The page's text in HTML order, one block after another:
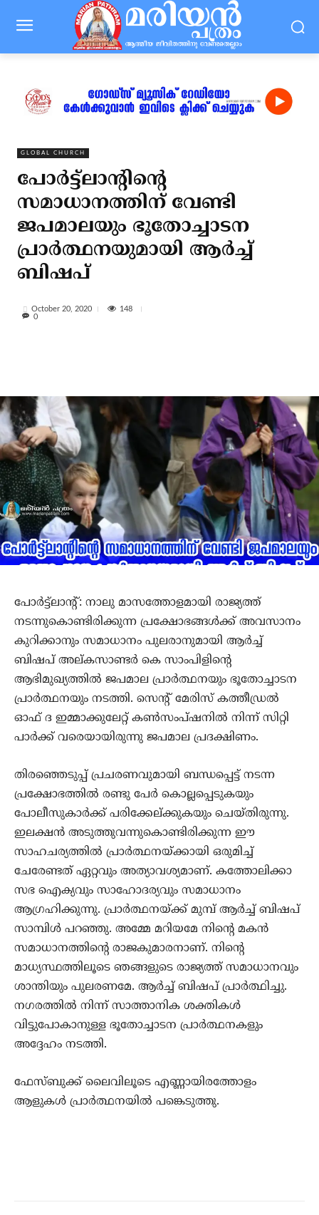
GLOBAL CHURCH
പോര്‍ട്ട്‌ലാന്റിന്റെ
സമാധാനത്തിന് വേണ്ടി
ജപമാലയും ഭൂതോച്ചാടന
പ്രാര്‍ത്ഥനയുമായി ആര്‍ച്ച്
ബിഷപ്
October 20, 2020
148
0
പോര്‍ട്ട്‌ലാന്റ്: നാലു മാസത്തോളമായി രാജ്യത്ത്
നടന്നുകൊണ്ടിരിക്കുന്ന പ്രക്ഷോഭങ്ങള്‍ക്ക് അവസാനം
കുറിക്കാനും സമാധാനം പുലരാനുമായി ആര്‍ച്ച്
ബിഷപ് അല്കസാണ്ടര്‍ കെ സാംപിളിന്റെ
ആഭിമുഖ്യത്തില്‍ ജപമാല പ്രാര്‍ത്ഥനയും ഭൂതോച്ചാടന
പ്രാര്‍ത്ഥനയും നടത്തി. സെന്റ് മേരിസ് കത്തീഡ്രല്‍
ഓഫ് ദ ഇമ്മാക്കുലേറ്റ് കണ്‍സംപ്ഷനില്‍ നിന്ന് സിറ്റി
പാര്‍ക്ക് വരെയായിരുന്നു ജപമാല പ്രദക്ഷിണം.
തിരഞ്ഞെടുപ്പ് പ്രചരണവുമായി ബന്ധപ്പെട്ട് നടന്ന
പ്രക്ഷോഭത്തില്‍ രണ്ടു പേര്‍ കൊല്ലപ്പെടുകയും
പോലീസുകാര്‍ക്ക് പരിക്കേല്ക്കുകയും ചെയ്തിരുന്നു.
ഇലക്ഷന്‍ അടുത്തുവന്നുകൊണ്ടിരിക്കുന്ന ഈ
സാഹചര്യത്തില്‍ പ്രാര്‍ത്ഥനയ്ക്കായി ഒരുമിച്ച്
ചേരേണ്ടത് ഏറ്റവും അത്യാവശ്യമാണ്. കത്തോലിക്കാ
സഭ ഐക്യവും സാഹോദര്യവും സമാധാനം
ആഗ്രഹിക്കുന്നു. പ്രാര്‍ത്ഥനയ്ക്ക് മുമ്പ് ആര്‍ച്ച് ബിഷപ്
സാമ്പിള്‍ പറഞ്ഞു. അമ്മേ മറിയമേ നിന്റെ മകന്‍
സമാധാനത്തിന്റെ രാജകുമാരനാണ്. നിന്റെ
മാധ്യസ്ഥത്തിലൂടെ ഞങ്ങളുടെ രാജ്യത്ത് സമാധാനവും
ശാന്തിയും പുലരണമേ. ആര്‍ച്ച് ബിഷപ് പ്രാര്‍ത്ഥിച്ചു.
നഗരത്തില്‍ നിന്ന് സാത്താനിക ശക്തികള്‍
വിട്ടുപോകാനുള്ള ഭൂതോച്ചാടന പ്രാര്‍ത്ഥനകളും
അദ്ദേഹം നടത്തി.
ഫേസ്ബുക്ക് ലൈവിലൂടെ എണ്ണായിരത്തോളം
ആളുകള്‍ പ്രാര്‍ത്ഥനയില്‍ പങ്കെടുത്തു.